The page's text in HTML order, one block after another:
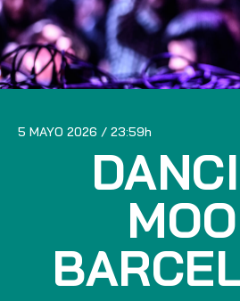
5 MAYO 2026 23:59